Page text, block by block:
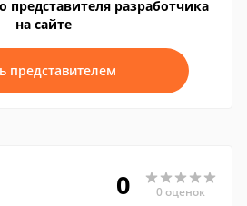
представителя разработчика
на сайте
представителем
0 0 оценок